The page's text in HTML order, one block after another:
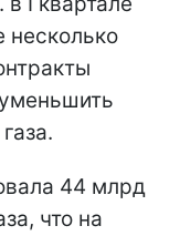
несколько
44 млрд
что на